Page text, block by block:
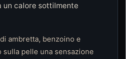
calore sottilmente
ambretta, benzoino e
sulla pelle una sensazione